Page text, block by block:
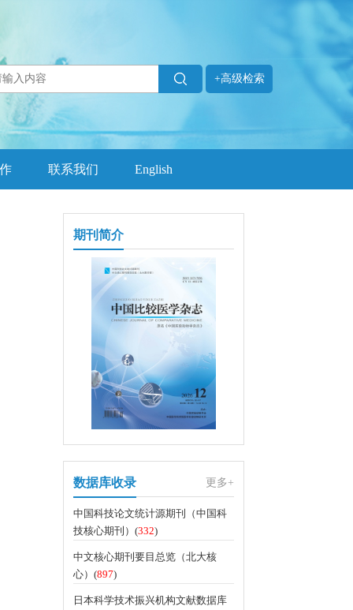
+高级检索
联系我们 English
期刊简介
数据库收录 更多+
中国科技论文统计源期刊（中国科
技核心期刊）(332)
中文核心期刊要目总览（北大核
心）(897)
日本科学技术振兴机构文献数据库